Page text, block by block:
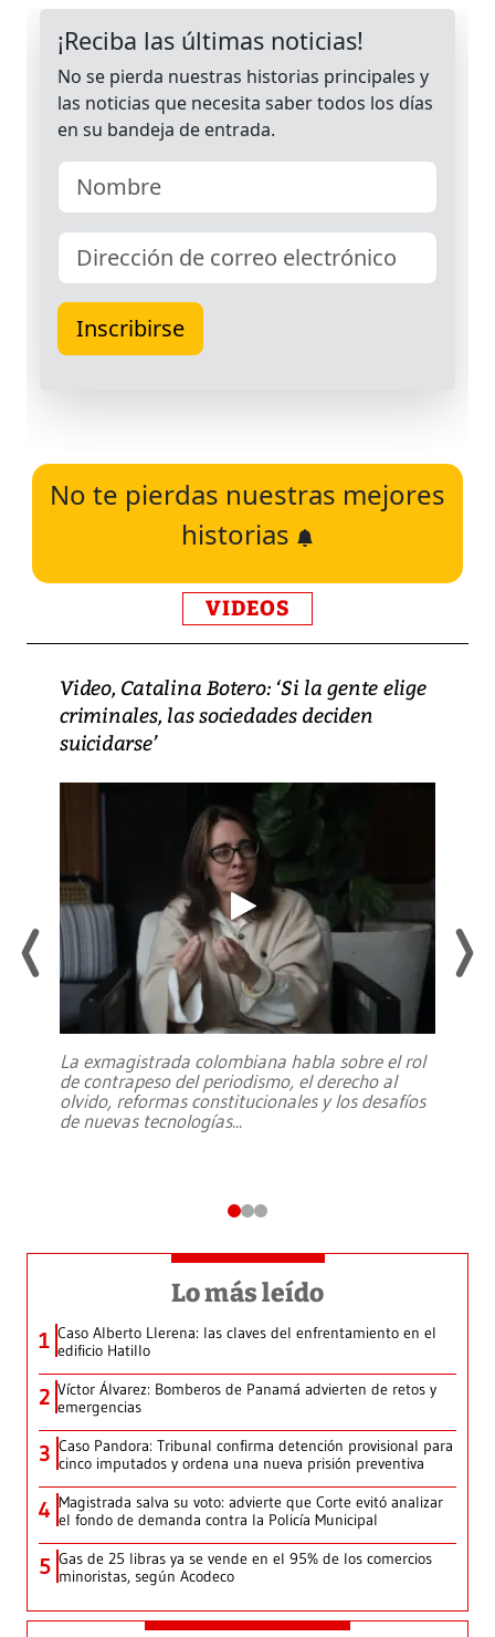
No te pierdas nuestras mejores
historias
VIDEOS
Video, Catalina Botero: ‘Si la gente elige
criminales, las sociedades deciden
suicidarse’
La exmagistrada colombiana habla sobre el rol
de contrapeso del periodismo, el derecho al
olvido, reformas constitucionales y los desafíos
de nuevas tecnologías...
Lo más leído
1 Caso Alberto Llerena: las claves del enfrentamiento en el
edificio Hatillo
2 Víctor Álvarez: Bomberos de Panamá advierten de retos y
emergencias
3 Caso Pandora: Tribunal confirma detención provisional para
cinco imputados y ordena una nueva prisión preventiva
4 Magistrada salva su voto: advierte que Corte evitó analizar
el fondo de demanda contra la Policía Municipal
5 Gas de 25 libras ya se vende en el 95% de los comercios
minoristas, según Acodeco